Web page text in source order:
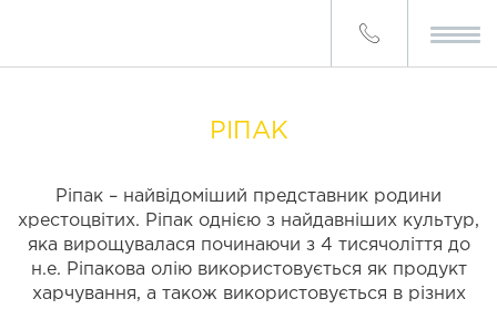
РІПАК
Ріпак – найвідоміший представник родини
хрестоцвітих. Ріпак однією з найдавніших культур,
яка вирощувалася починаючи з 4 тисячоліття до
н.е. Ріпакова олію використовується як продукт
харчування, а також використовується в різних